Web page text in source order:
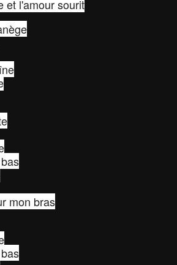
et l'amour sourit
mon bras